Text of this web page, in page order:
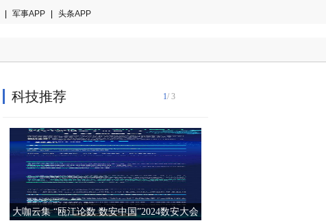
军事APP 头条APP
科技推荐
大咖云集 “瓯江论数 数安中国”2024数安大会
1/ 3